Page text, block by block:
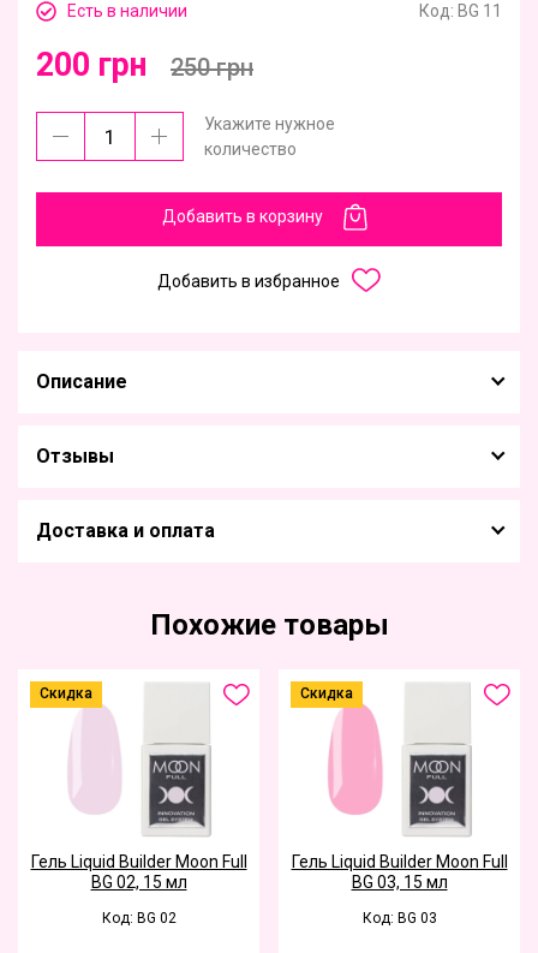
Есть в наличии Код: BG 11
200 грн 250 грн
Укажите нужное
количество
Добавить в корзину
Добавить в избранное
Описание
Отзывы
Доставка и оплата
Похожие товары
Скидка
Гель Liquid Builder Moon Full
BG 02, 15 мл
Код: BG 02
Скидка
Гель Liquid Builder Moon Full
BG 03, 15 мл
Код: BG 03